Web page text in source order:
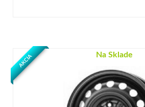
Na Sklade
AKCIA